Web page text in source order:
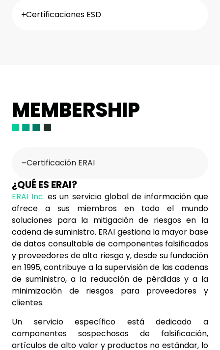
Certificaciones ESD
MEMBERSHIP
Certificación ERAI
¿QUÉ ES ERAI?
ERAI Inc. es un servicio global de información que
ofrece a sus miembros en todo el mundo
soluciones para la mitigación de riesgos en la
cadena de suministro. ERAI gestiona la mayor base
de datos consultable de componentes falsificados
y proveedores de alto riesgo y, desde su fundación
en 1995, contribuye a la supervisión de las cadenas
de suministro, a la reducción de pérdidas y a la
minimización de riesgos para proveedores y
clientes.
Un servicio específico está dedicado a
componentes sospechosos de falsificación,
artículos de alto valor y productos no estándar, lo